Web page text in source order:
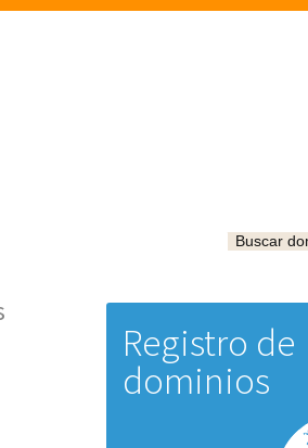
Buscar
Registro de
dominios